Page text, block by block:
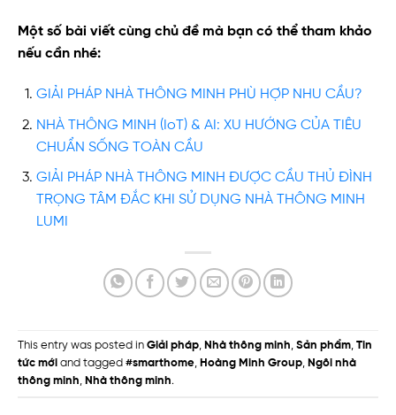
Một số bài viết cùng chủ đề mà bạn có thể tham khảo
nếu cần nhé:
GIẢI PHÁP NHÀ THÔNG MINH PHÙ HỢP NHU CẦU?
NHÀ THÔNG MINH (IoT) & AI: XU HƯỚNG CỦA TIÊU
CHUẨN SỐNG TOÀN CẦU
GIẢI PHÁP NHÀ THÔNG MINH ĐƯỢC CẦU THỦ ĐÌNH
TRỌNG TÂM ĐẮC KHI SỬ DỤNG NHÀ THÔNG MINH
LUMI
This entry was posted in Giải pháp, Nhà thông minh, Sản phẩm, Tin
tức mới and tagged #smarthome, Hoàng Minh Group, Ngôi nhà
thông minh, Nhà thông minh.